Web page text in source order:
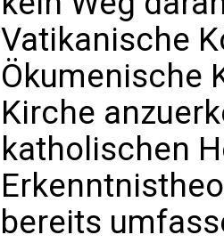
Vatikanische
Ökumenische
Kirche
katholischen
bereits